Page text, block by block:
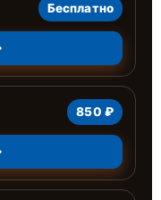
Бесплатно
850 ₽